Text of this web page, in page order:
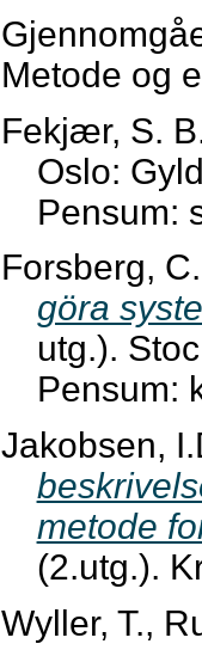
Metode og
Fekjær, S.
Oslo:
Pensum:
Forsberg,
göra
utg.).
Pensum:
Jakobsen,
metode
(2.utg.).
Wyller, T.,